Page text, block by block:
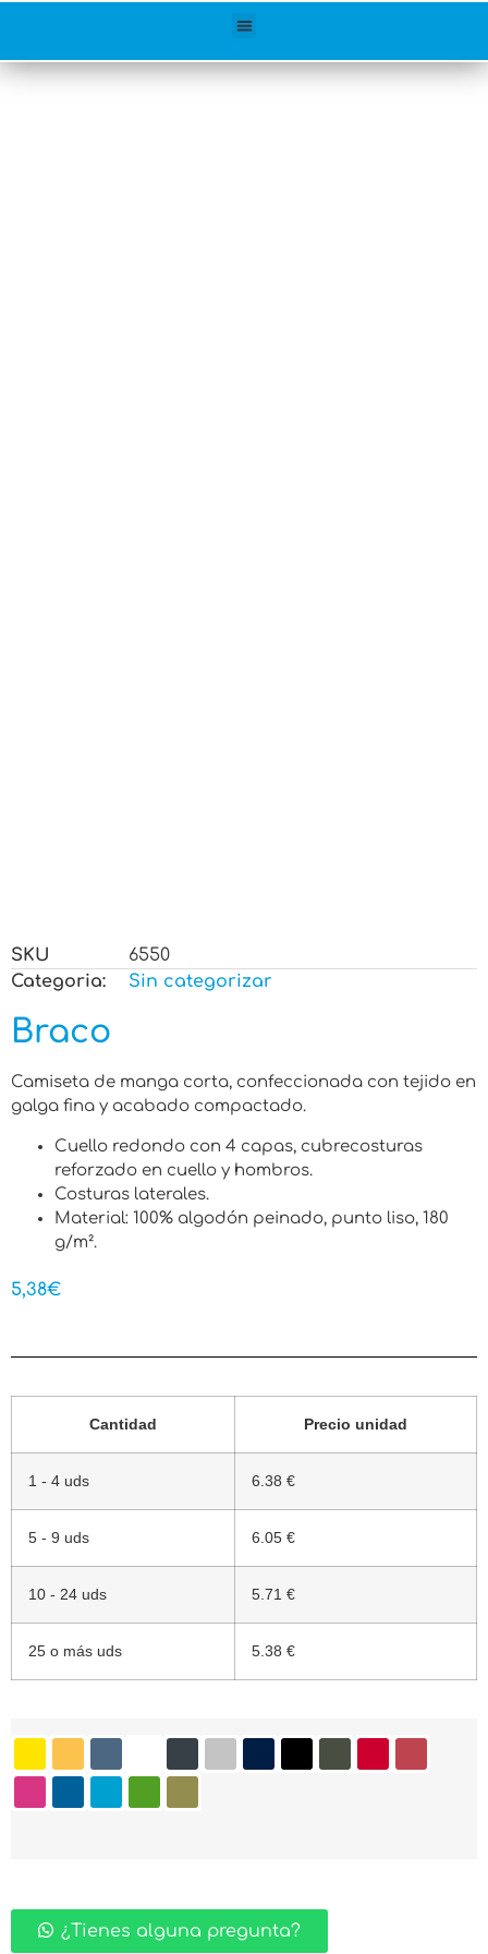
SKU
6550
Categoria:
Sin categorizar
Braco
Camiseta de manga corta, confeccionada con tejido en
galga fina y acabado compactado.
Cuello redondo con 4 capas, cubrecosturas
reforzado en cuello y hombros.
Costuras laterales.
Material: 100% algodón peinado, punto liso, 180
g/m².
5,38€
Cantidad Precio unidad
1 - 4 uds 6.38 €
5 - 9 uds 6.05 €
10 - 24 uds 5.71 €
25 o más uds 5.38 €
¿Tienes alguna pregunta?